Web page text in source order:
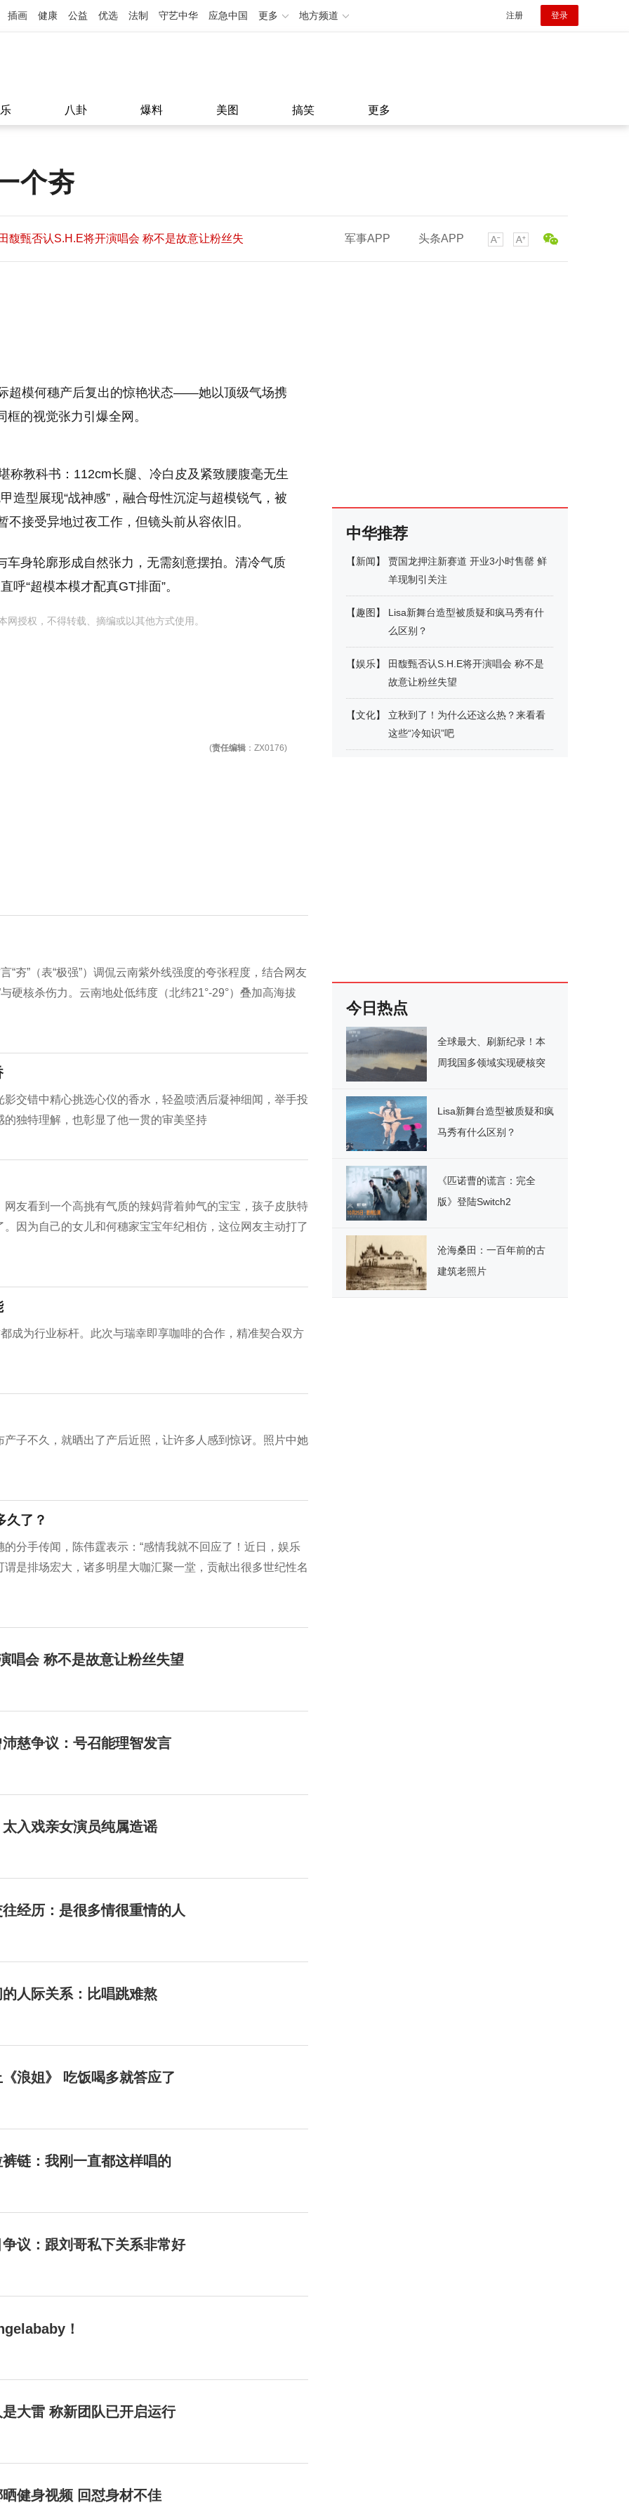
插画 健康 公益 优选 法制 守艺中华 应急中国 更多 地方频道 注册 登录
八卦 爆料 美图 搞笑 更多
个夯
馥甄否认S.H.E将开演唱会 称不是故意让粉丝失
11:08
馥甄否认S.H.E将开演唱会 称不是故意让粉丝失
11:08
军事APP 头条APP
超模何穗产后复出的惊艳状态——她以顶级气场携
的视觉张力引爆全网。
称教科书：112cm长腿、冷白皮及紧致腰腹毫无生
造型展现“战神感”，融合母性沉淀与超模锐气，被
不接受异地过夜工作，但镜头前从容依旧。
车身轮廓形成自然张力，无需刻意摆拍。清冷气质
“超模本模才配真GT排面”。
授权，不得转载、摘编或以其他方式使用。
(责任编辑 ：ZX0176)
“夯”（表“极强”）调侃云南紫外线强度的夸张程度，结合网友
硬核杀伤力。云南地处低纬度（北纬21°-29°）叠加高海拔
交错中精心挑选心仪的香水，轻盈喷洒后凝神细闻，举手投
独特理解，也彰显了他一贯的审美坚持
友看到一个高挑有气质的辣妈背着帅气的宝宝，孩子皮肤特
因为自己的女儿和何穗家宝宝年纪相仿，这位网友主动打了
成为行业标杆。此次与瑞幸即享咖啡的合作，精准契合双方
子不久，就晒出了产后近照，让许多人感到惊讶。照片中她
久了？
分手传闻，陈伟霆表示：“感情我就不回应了！近日，娱乐
是排场宏大，诸多明星大咖汇聚一堂，贡献出很多世纪性名
唱会 称不是故意让粉丝失望
慈争议：号召能理智发言
入戏亲女演员纯属造谣
经历：是很多情很重情的人
人际关系：比唱跳难熬
浪姐》 吃饭喝多就答应了
链：我刚一直都这样唱的
议：跟刘哥私下关系非常好
！
大雷 称新团队已开启运行
健身视频 回怼身材不佳
中华推荐
【新闻】
贾国龙押注新赛道 开业3小时售罄 鲜
羊现制引关注
【趣图 】
Lisa新舞台造型被质疑和疯马秀有什
么区别？
【娱乐】
田馥甄否认S.H.E将开演唱会 称不是
故意让粉丝失望
【文化】
立秋到了！为什么还这么热？来看看
这些“冷知识”吧
今日热点
全球最大、刷新纪录！本
周我国多领域实现硬核突
Lisa新舞台造型被质疑和疯
马秀有什么区别？
《匹诺曹的谎言：完全
版》登陆Switch2
沧海桑田：一百年前的古
建筑老照片